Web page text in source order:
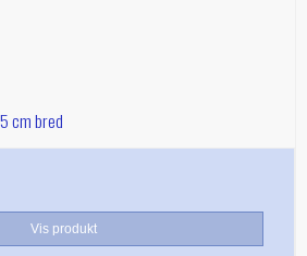
cm bred
Vis produkt